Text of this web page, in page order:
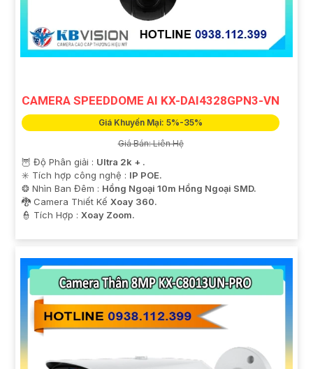
CAMERA SPEEDDOME AI KX-DAI4328GPN3-VN
Giá Khuyến Mại: 5%-35%
Giá Bán: Liên Hệ
🦉 Độ Phân giải : Ultra 2k + .
✳️ Tích hợp công nghệ : IP POE.
❂ Nhìn Ban Đêm : Hồng Ngoại 10m Hồng Ngoại SMD.
🐉️ Camera Thiết Kế Xoay 360.
️👮 Tích Hợp : Xoay Zoom.